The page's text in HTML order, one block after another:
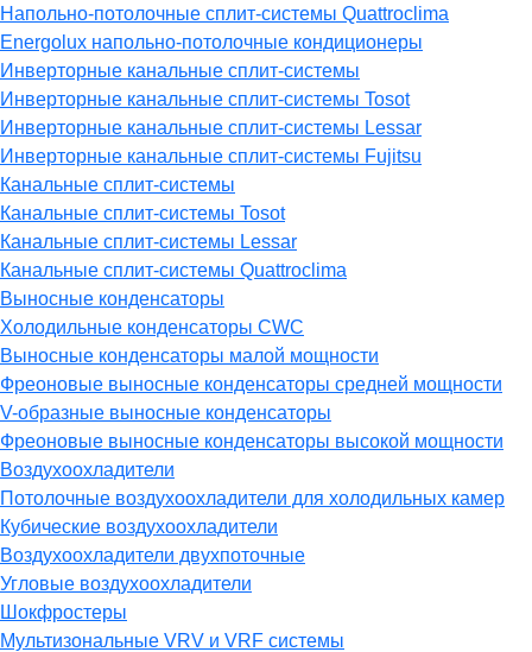
Напольно-потолочные сплит-системы Quattroclima
Energolux напольно-потолочные кондиционеры
Инверторные канальные сплит-системы
Инверторные канальные сплит-системы Tosot
Инверторные канальные сплит-системы Lessar
Инверторные канальные сплит-системы Fujitsu
Канальные сплит-системы
Канальные сплит-системы Tosot
Канальные сплит-системы Lessar
Канальные сплит-системы Quattroclima
Выносные конденсаторы
Холодильные конденсаторы CWC
Выносные конденсаторы малой мощности
Фреоновые выносные конденсаторы средней мощности
V-образные выносные конденсаторы
Фреоновые выносные конденсаторы высокой мощности
Воздухоохладители
Потолочные воздухоохладители для холодильных камер
Кубические воздухоохладители
Воздухоохладители двухпоточные
Угловые воздухоохладители
Шокфростеры
Мультизональные VRV и VRF системы